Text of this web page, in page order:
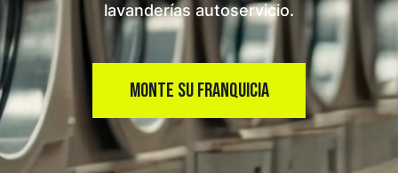
lavanderías autoservicio.
MONTE SU FRANQUICIA